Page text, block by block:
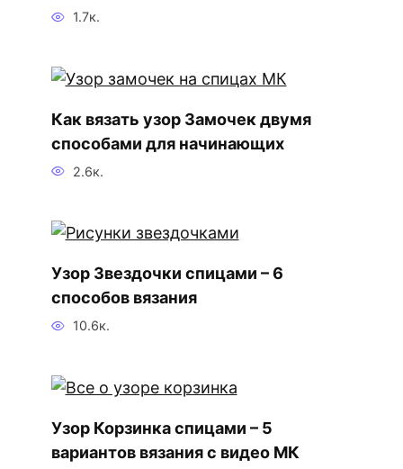
1.7к.
Как вязать узор Замочек двумя
способами для начинающих
2.6к.
Узор Звездочки спицами – 6
способов вязания
10.6к.
Узор Корзинка спицами – 5
вариантов вязания с видео МК